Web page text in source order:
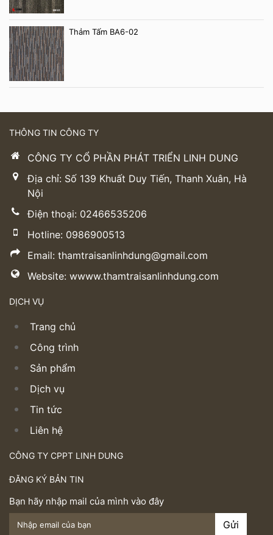
Thảm Tấm BA6-02
THÔNG TIN CÔNG TY
CÔNG TY CỔ PHẦN PHÁT TRIỂN LINH DUNG
Địa chỉ: Số 139 Khuất Duy Tiến, Thanh Xuân, Hà
Nội
Điện thoại: 02466535206
Hotline: 0986900513
Email: thamtraisanlinhdung@gmail.com
Website: wwww.thamtraisanlinhdung.com
DỊCH VỤ
Trang chủ
Công trình
Sản phẩm
Dịch vụ
Tin tức
Liên hệ
CÔNG TY CPPT LINH DUNG
ĐĂNG KÝ BẢN TIN
Bạn hãy nhập mail của mình vào đây